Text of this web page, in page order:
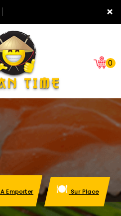
×
0
A Emporter Sur Place